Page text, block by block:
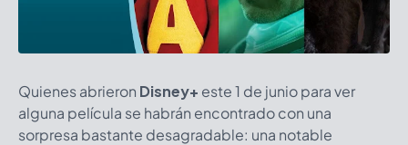
Quienes abrieron Disney+ este 1 de junio para ver
alguna película se habrán encontrado con una
sorpresa bastante desagradable: una notable